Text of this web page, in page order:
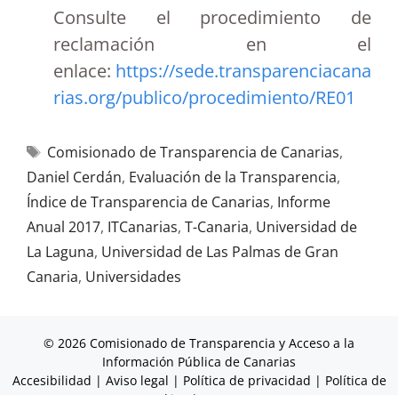
Consulte el procedimiento de
reclamación en el
enlace: https://sede.transparenciacana
rias.org/publico/procedimiento/RE01
Comisionado de Transparencia de Canarias,
Daniel Cerdán, Evaluación de la Transparencia,
Índice de Transparencia de Canarias, Informe
Anual 2017, ITCanarias, T-Canaria, Universidad de
La Laguna, Universidad de Las Palmas de Gran
Canaria, Universidades
© 2026 Comisionado de Transparencia y Acceso a la
Información Pública de Canarias
Accesibilidad | Aviso legal | Política de privacidad | Política de